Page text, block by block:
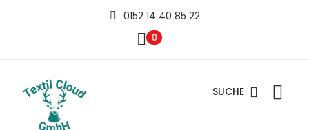
0152 14 40 85 22
0
SUCHE